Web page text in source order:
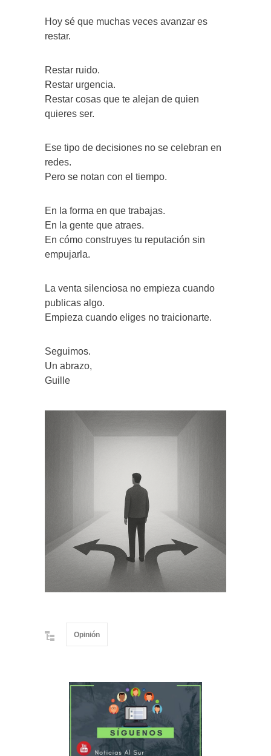
Hoy sé que muchas veces avanzar es
restar.
Restar ruido.
Restar urgencia.
Restar cosas que te alejan de quien
quieres ser.
Ese tipo de decisiones no se celebran en
redes.
Pero se notan con el tiempo.
En la forma en que trabajas.
En la gente que atraes.
En cómo construyes tu reputación sin
empujarla.
La venta silenciosa no empieza cuando
publicas algo.
Empieza cuando eliges no traicionarte.
Seguimos.
Un abrazo,
Guille
Opinión